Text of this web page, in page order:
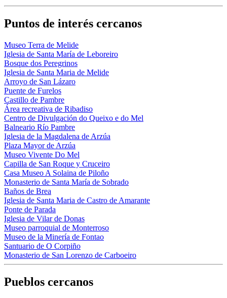
Puntos de interés cercanos
Museo Terra de Melide
Iglesia de Santa María de Leboreiro
Bosque dos Peregrinos
Iglesia de Santa Maria de Melide
Arroyo de San Lázaro
Puente de Furelos
Castillo de Pambre
Área recreativa de Ribadiso
Centro de Divulgación do Queixo e do Mel
Balneario Río Pambre
Iglesia de la Magdalena de Arzúa
Plaza Mayor de Arzúa
Museo Vivente Do Mel
Capilla de San Roque y Cruceiro
Casa Museo A Solaina de Piloño
Monasterio de Santa María de Sobrado
Baños de Brea
Iglesia de Santa Maria de Castro de Amarante
Ponte de Parada
Iglesia de Vilar de Donas
Museo parroquial de Monterroso
Museo de la Minería de Fontao
Santuario de O Corpiño
Monasterio de San Lorenzo de Carboeiro
Pueblos cercanos